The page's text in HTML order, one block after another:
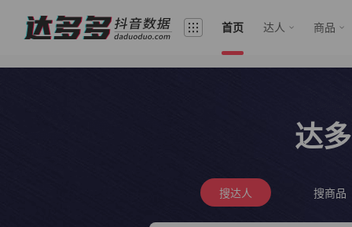
首页 达人 商品
达
搜达人 搜商品